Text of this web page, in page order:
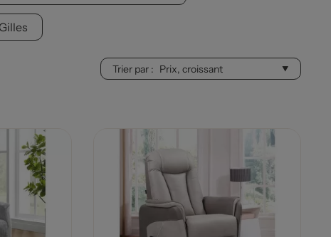
Trier par :